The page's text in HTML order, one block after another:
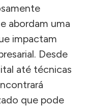
abordam uma
impactam
Desde
até técnicas
que pode